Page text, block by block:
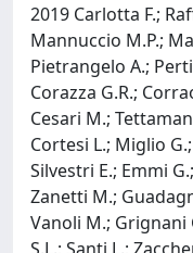
2019 Carlotta F.;
Mannuccio M.P.;
Pietrangelo A.;
Corazza G.R.;
Cesari M.;
Cortesi L.; Miglio
Silvestri E.; Emmi
Zanetti M.;
Vanoli M.; Grignani